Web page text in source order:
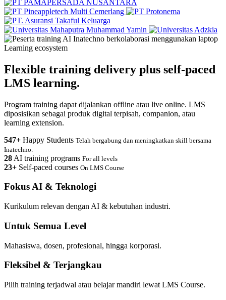
Learning ecosystem
Flexible training delivery plus self-paced
LMS learning.
Program training dapat dijalankan offline atau live online. LMS
diposisikan sebagai produk digital terpisah, companion, atau
learning extension.
547+ Happy Students Telah bergabung dan meningkatkan skill bersama
Inatechno.
28 AI training programs For all levels
23+ Self-paced courses On LMS Course
Fokus AI & Teknologi
Kurikulum relevan dengan AI & kebutuhan industri.
Untuk Semua Level
Mahasiswa, dosen, profesional, hingga korporasi.
Fleksibel & Terjangkau
Pilih training terjadwal atau belajar mandiri lewat LMS Course.